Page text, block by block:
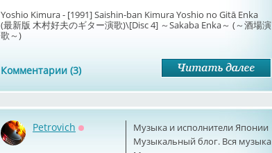
Yoshio Kimura - [1991] Saishin-ban Kimura Yoshio no Gitā Enka
(最新版 木村好夫のギター演歌)\[Disc 4] ～Sakaba Enka～ (～酒場演
歌～)
Комментарии (3)
Музыка и исполнители Японии
Музыкальный блог. Вся музыка
Petrovich